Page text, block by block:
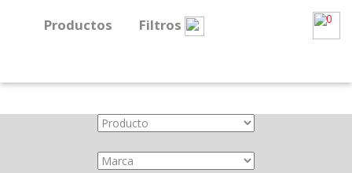
Services
Productos Filtros 0